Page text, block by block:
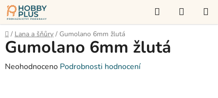
Přejít
na
obsah
Hledat
KOŠÍK
Domů
/ Lana a šňůry / Gumolano 6mm žlutá
Gumolano 6mm žlutá
Průměrné
Neohodnoceno Podrobnosti hodnocení